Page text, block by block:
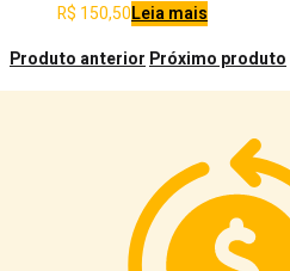
R$ 150,50Leia mais
Produto anteriorPróximo produto